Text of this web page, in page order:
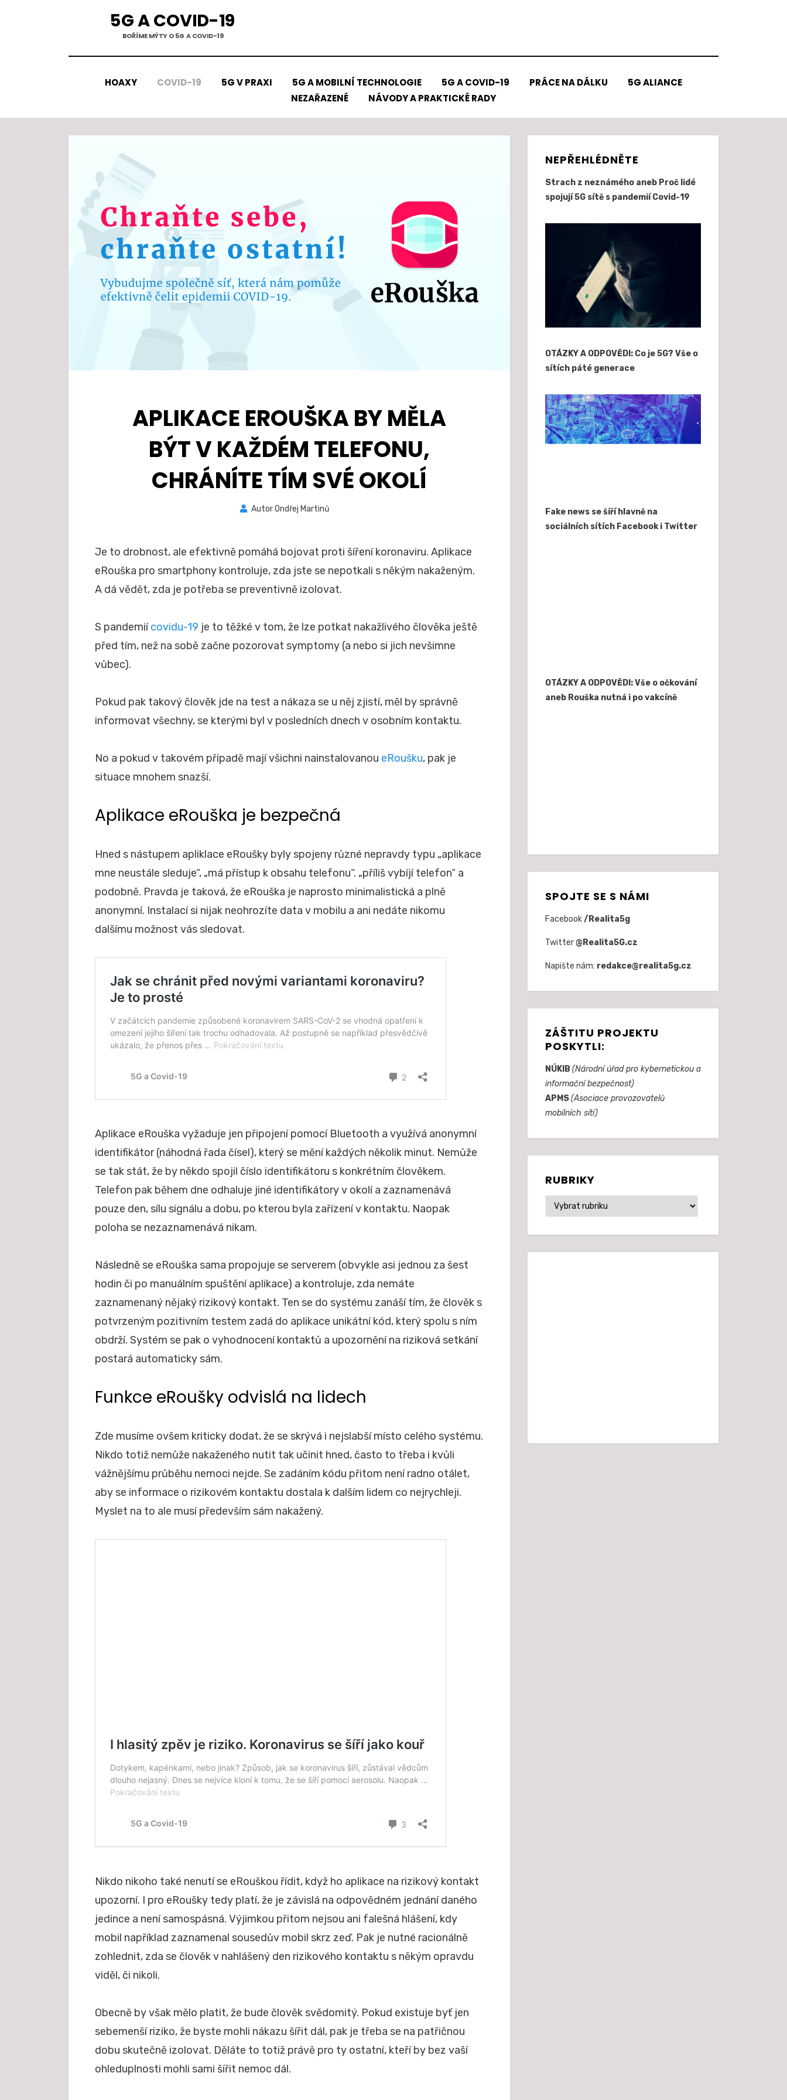
5G A COVID-19
BOŘÍME MÝTY O 5G A COVID-19
HOAXY COVID-19 5G V PRAXI 5G A MOBILNÍ TECHNOLOGIE 5G A COVID-19 PRÁCE NA DÁLKU
5G ALIANCE
NEZAŘAZENÉ
NÁVODY A PRAKTICKÉ RADY
APLIKACE EROUŠKA BY MĚLA
BÝT V KAŽDÉM TELEFONU,
CHRÁNÍTE TÍM SVÉ OKOLÍ
AutorOndřej Martinů
Je to drobnost, ale efektivně pomáhá bojovat proti šíření koronaviru. Aplikace
eRouška pro smartphony kontroluje, zda jste se nepotkali s někým nakaženým.
A dá vědět, zda je potřeba se preventivně izolovat.
S pandemiícovidu-19 je to těžké v tom, že lze potkat nakažlivého člověka ještě
před tím, než na sobě začne pozorovat symptomy (a nebo si jich nevšimne
vůbec).
Pokud pak takový člověk jde na test a nákaza se u něj zjistí, měl by správně
informovat všechny, se kterými byl v posledních dnech v osobním kontaktu.
No a pokud v takovém případě mají všichni nainstalovanou eRoušku, pak je
situace mnohem snazší.
Aplikace eRouška je bezpečná
Hned s nástupem apliklace eRoušky byly spojeny různé nepravdy typu „aplikace
mne neustále sleduje“, „má přístup k obsahu telefonu“. „příliš vybíjí telefon“ a
podobně. Pravda je taková, že eRouška je naprosto minimalistická a plně
anonymní. Instalací si nijak neohrozíte data v mobilu a ani nedáte nikomu
dalšímu možnost vás sledovat.
Aplikace eRouška vyžaduje jen připojení pomocí Bluetooth a využívá anonymní
identifikátor (náhodná řada čísel), který se mění každých několik minut. Nemůže
se tak stát, že by někdo spojil číslo identifikátoru s konkrétním člověkem.
Telefon pak během dne odhaluje jiné identifikátory v okolí a zaznamenává
pouze den, sílu signálu a dobu, po kterou byla zařízení v kontaktu. Naopak
poloha se nezaznamenává nikam.
Následně se eRouška sama propojuje se serverem (obvykle asi jednou za šest
hodin či po manuálním spuštění aplikace) a kontroluje, zda nemáte
zaznamenaný nějaký rizikový kontakt. Ten se do systému zanáší tím, že člověk s
potvrzeným pozitivním testem zadá do aplikace unikátní kód, který spolu s ním
obdrží. Systém se pak o vyhodnocení kontaktů a upozornění na riziková setkání
postará automaticky sám.
Funkce eRoušky odvislá na lidech
Zde musíme ovšem kriticky dodat, že se skrývá i nejslabší místo celého systému.
Nikdo totiž nemůže nakaženého nutit tak učinit hned, často to třeba i kvůli
vážnějšímu průběhu nemoci nejde. Se zadáním kódu přitom není radno otálet,
aby se informace o rizikovém kontaktu dostala k dalším lidem co nejrychleji.
Myslet na to ale musí především sám nakažený.
Nikdo nikoho také nenutí se eRouškou řídit, když ho aplikace na rizikový kontakt
upozorní. I pro eRoušky tedy platí, že je závislá na odpovědném jednání daného
jedince a není samospásná. Výjimkou přitom nejsou ani falešná hlášení, kdy
mobil například zaznamenal sousedův mobil skrz zeď. Pak je nutné racionálně
zohlednit, zda se člověk v nahlášený den rizikového kontaktu s někým opravdu
viděl, či nikoli.
Obecně by však mělo platit, že bude člověk svědomitý. Pokud existuje byť jen
sebemenší riziko, že byste mohli nákazu šířit dál, pak je třeba se na patřičnou
dobu skutečně izolovat. Děláte to totiž právě pro ty ostatní, kteří by bez vaší
ohleduplnosti mohli sami šířit nemoc dál.
NEPŘEHLÉDNĚTE
Strach z neznámého aneb Proč lidé
spojují 5G sítě s pandemií Covid-19
OTÁZKY A ODPOVĚDI: Co je 5G? Vše o
sítích páté generace
Fake news se šíří hlavně na
sociálních sítích Facebook i Twitter
OTÁZKY A ODPOVĚDI: Vše o očkování
aneb Rouška nutná i po vakcíně
SPOJTE SE S NÁMI
Facebook/Realita5g
Twitter@Realita5G.cz
Napište nám: redakce@realita5g.cz
ZÁŠTITU PROJEKTU
POSKYTLI:
NÚKIB (Národní úřad pro kybernetickou a
informační bezpečnost)
APMS(Asociace provozovatelů
mobilních sítí)
RUBRIKY
Rubriky